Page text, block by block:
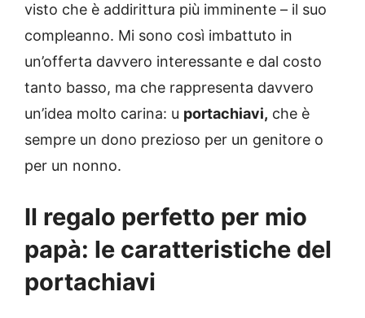
visto che è addirittura più imminente – il suo
compleanno. Mi sono così imbattuto in
un’offerta davvero interessante e dal costo
tanto basso, ma che rappresenta davvero
un’idea molto carina: u portachiavi, che è
sempre un dono prezioso per un genitore o
per un nonno.
Il regalo perfetto per mio
papà: le caratteristiche del
portachiavi